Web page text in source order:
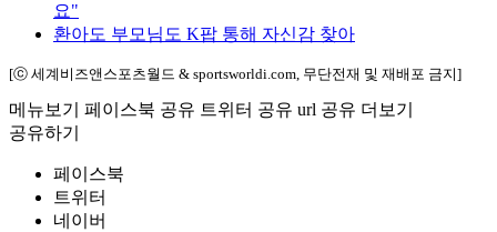
요"
환아도 부모님도 K팝 통해 자신감 찾아
[ⓒ 세계비즈앤스포츠월드 & sportsworldi.com, 무단전재 및 재배포 금지]
메뉴보기 페이스북 공유 트위터 공유 url 공유 더보기
공유하기
페이스북
트위터
네이버